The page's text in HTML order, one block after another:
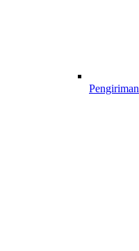
Pengiriman